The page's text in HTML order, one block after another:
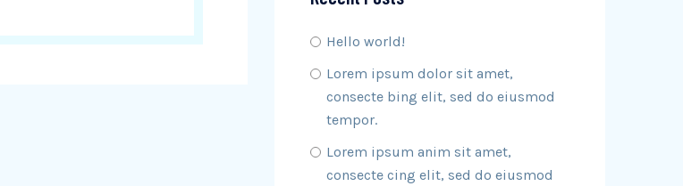
Hello world!
Lorem ipsum dolor sit amet,
consecte bing elit, sed do eiusmod
tempor.
Lorem ipsum anim sit amet,
consecte cing elit, sed do eiusmod